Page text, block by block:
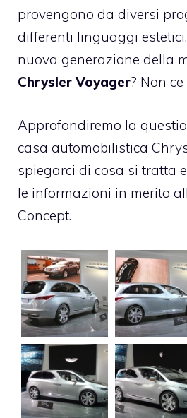
provengono da diversi
differenti linguaggi
nuova generazione della
Chrysler Voyager? Non
Approfondiremo la
casa automobilistica
spiegarci di cosa si tratta
le informazioni in merito
Concept.